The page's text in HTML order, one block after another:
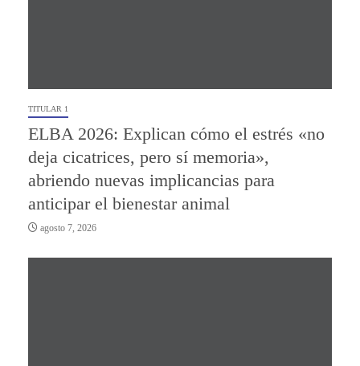
TITULAR 1
ELBA 2026: Explican cómo el estrés «no
deja cicatrices, pero sí memoria»,
abriendo nuevas implicancias para
anticipar el bienestar animal
agosto 7, 2026